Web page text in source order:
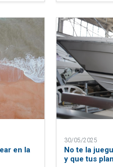
en la
30/05/2025
No te la
y que tus